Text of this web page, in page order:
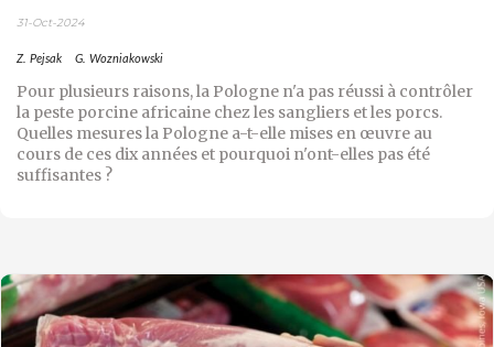
31-Oct-2024
Z. Pejsak G. Wozniakowski
Pour plusieurs raisons, la Pologne n'a pas réussi à contrôler
la peste porcine africaine chez les sangliers et les porcs.
Quelles mesures la Pologne a-t-elle mises en œuvre au
cours de ces dix années et pourquoi n'ont-elles pas été
suffisantes ?